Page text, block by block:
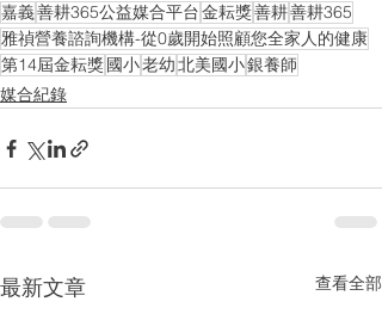
嘉義善耕365公益媒合平台金耘獎善耕善耕365
雅禎營養諮詢機構-從0歲開始照顧您全家人的健康
第14屆金耘獎國小老幼北美國小銀養師
媒合紀錄
最新文章 查看全部